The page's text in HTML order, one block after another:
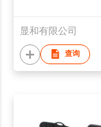
显和有限公司
查询